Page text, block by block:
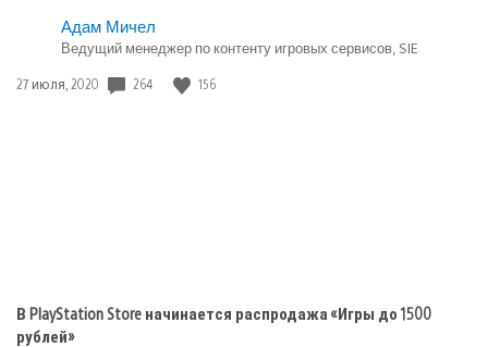
«Безумцы»
Опубликовано
Игры
playstation
Адам Мичел
Ведущий менеджер по контенту игровых сервисов, SIE
Дата
27 июля, 2020 264 156
В PlayStation Store начинается распродажа «Игры до 1500
рублей»